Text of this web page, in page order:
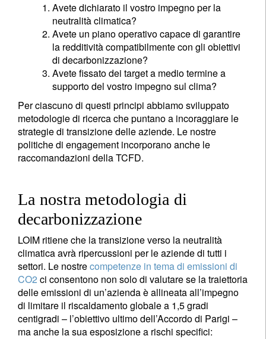
Avete dichiarato il vostro impegno per la
neutralità climatica?
Avete un piano operativo capace di garantire
la redditività compatibilmente con gli obiettivi
di decarbonizzazione?
Avete fissato dei target a medio termine a
supporto del vostro impegno sul clima?
Per ciascuno di questi principi abbiamo sviluppato
metodologie di ricerca che puntano a incoraggiare le
strategie di transizione delle aziende. Le nostre
politiche di engagement incorporano anche le
raccomandazioni della TCFD.
La nostra metodologia di
decarbonizzazione
LOIM ritiene che la transizione verso la neutralità
climatica avrà ripercussioni per le aziende di tutti i
settori. Le nostrecompetenze in tema di emissioni di
CO2 ci consentono non solo di valutare se la traiettoria
delle emissioni di un’azienda è allineata all’impegno
di limitare il riscaldamento globale a 1,5 gradi
centigradi – l’obiettivo ultimo dell’Accordo di Parigi –
ma anche la sua esposizione a rischi specifici: